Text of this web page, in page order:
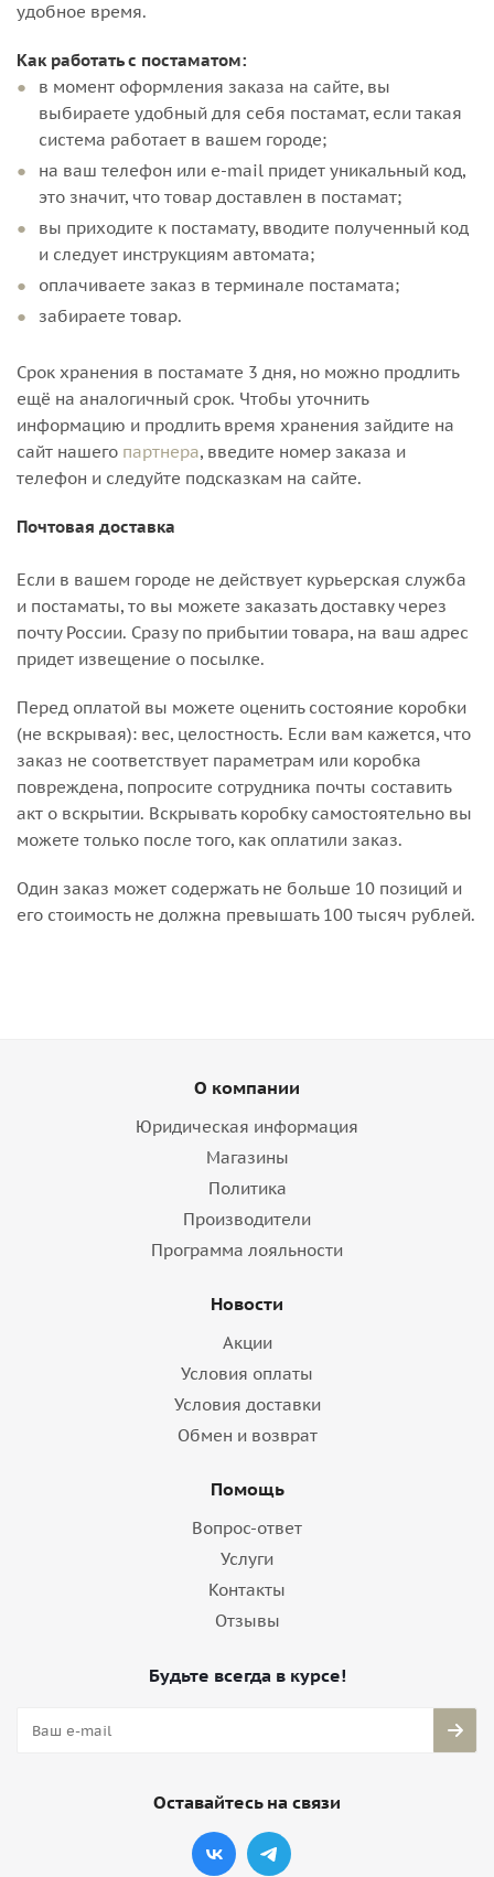
удобное время.
Как работать с постаматом:
в момент оформления заказа на сайте, вы
выбираете удобный для себя постамат, если такая
система работает в вашем городе;
на ваш телефон или e-mail придет уникальный код,
это значит, что товар доставлен в постамат;
вы приходите к постамату, вводите полученный код
и следует инструкциям автомата;
оплачиваете заказ в терминале постамата;
забираете товар.
Срок хранения в постамате 3 дня, но можно продлить
ещё на аналогичный срок. Чтобы уточнить
информацию и продлить время хранения зайдите на
сайт нашего партнера, введите номер заказа и
телефон и следуйте подсказкам на сайте.
Почтовая доставка
Если в вашем городе не действует курьерская служба
и постаматы, то вы можете заказать доставку через
почту России. Сразу по прибытии товара, на ваш адрес
придет извещение о посылке.
Перед оплатой вы можете оценить состояние коробки
(не вскрывая): вес, целостность. Если вам кажется, что
заказ не соответствует параметрам или коробка
повреждена, попросите сотрудника почты составить
акт о вскрытии. Вскрывать коробку самостоятельно вы
можете только после того, как оплатили заказ.
Один заказ может содержать не больше 10 позиций и
его стоимость не должна превышать 100 тысяч рублей.
О компании
Юридическая информация
Магазины
Политика
Производители
Программа лояльности
Новости
Акции
Условия оплаты
Условия доставки
Обмен и возврат
Помощь
Вопрос-ответ
Услуги
Контакты
Отзывы
Будьте всегда в курсе!
Оставайтесь на связи